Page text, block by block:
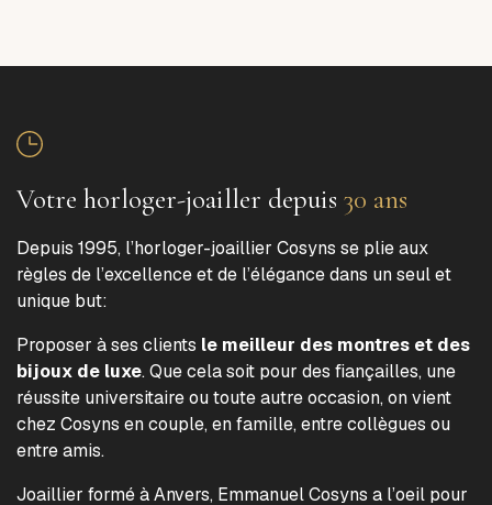
Votre horloger-joailler depuis 30 ans
Depuis 1995, l’horloger-joaillier Cosyns se plie aux
règles de l’excellence et de l’élégance dans un seul et
unique but:
Proposer à ses clients le meilleur des montres et des
bijoux de luxe. Que cela soit pour des fiançailles, une
réussite universitaire ou toute autre occasion, on vient
chez Cosyns en couple, en famille, entre collègues ou
entre amis.
Joaillier formé à Anvers, Emmanuel Cosyns a l’oeil pour